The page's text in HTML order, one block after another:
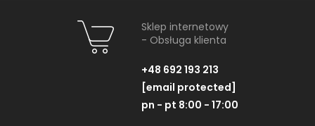
Sklep internetowy
- Obsługa klienta
+48 692 193 213
[email protected]
pn - pt 8:00 - 17:00